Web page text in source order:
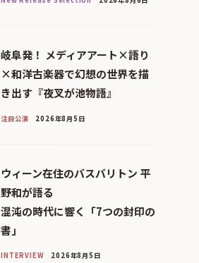
岐阜発！ メディアアート×語り
×和洋古楽器で幻想の世界を描
き出す『夜叉が池物語』
注目公演 2026年8月5日
ウィーン在住のバスバリトン 平
野和が語る
混沌の時代に響く「7つの封印の
書」
INTERVIEW 2026年8月5日